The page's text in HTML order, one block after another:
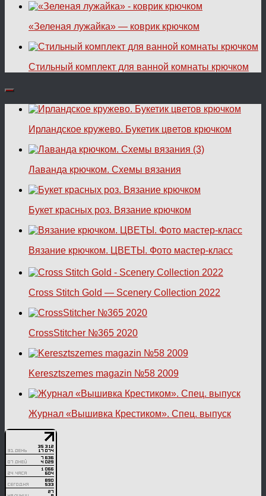
«Зеленая лужайка» — коврик крючком
Стильный комплект для ванной комнаты крючком
Ирландское кружево. Букетик цветов крючком
Лаванда крючком. Схемы вязания
Букет красных роз. Вязание крючком
Вязание крючком. ЦВЕТЫ. Фото мастер-класс
Cross Stitch Gold — Scenery Collection 2022
CrossStitcher №365 2020
Keresztszemes magazin №58 2009
Журнал «Вышивка Крестиком». Спец. выпуск